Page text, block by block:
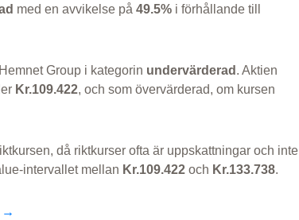
med en avvikelse på 49.5% i förhållande till
Group i kategorin undervärderad . Aktien
Kr.109.422, och som övervärderad, om kursen
då riktkurser ofta är uppskattningar och inte
intervallet mellan Kr.109.422 och Kr.133.738.
→